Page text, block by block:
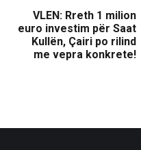
VLEN: Rreth 1 milion
euro investim për Saat
Kullën, Çairi po rilind
me vepra konkrete!